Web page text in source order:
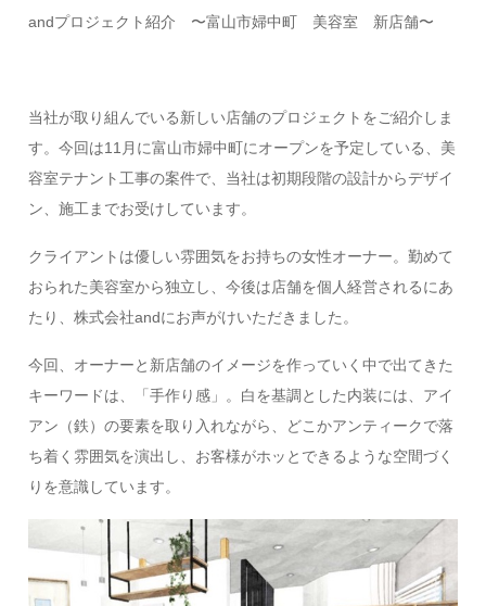
andプロジェクト紹介 〜富山市婦中町 美容室 新店舗〜
当社が取り組んでいる新しい店舗のプロジェクトをご紹介しま
す。今回は11月に富山市婦中町にオープンを予定している、美
容室テナント工事の案件で、当社は初期段階の設計からデザイ
ン、施工までお受けしています。
クライアントは優しい雰囲気をお持ちの女性オーナー。勤めて
おられた美容室から独立し、今後は店舗を個人経営されるにあ
たり、株式会社andにお声がけいただきました。
今回、オーナーと新店舗のイメージを作っていく中で出てきた
キーワードは、「手作り感」。白を基調とした内装には、アイ
アン（鉄）の要素を取り入れながら、どこかアンティークで落
ち着く雰囲気を演出し、お客様がホッとできるような空間づく
りを意識しています。